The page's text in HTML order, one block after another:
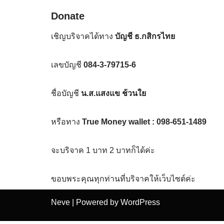
Donate
เชิญบริจาคได้ทาง บัญชี ธ.กสิกรไทย
เลขบัญชี 084-3-79715-6
ชื่อบัญชี น.ส.แสงแข ช้วนใย
หรือทาง True Money wallet : 098-651-1489
จะบริจาค 1 บาท 2 บาทก็ได้ค่ะ
ขอบพระคุณทุกท่านที่บริจาคให้เว็บไซต์ค่ะ
Neve | Powered by WordPress